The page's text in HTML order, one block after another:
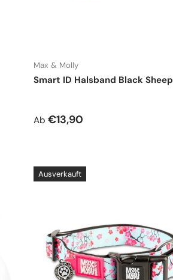
Max & Molly
Smart ID Halsband Black Sheep
Normaler Preis
Ab €13,90
Ausverkauft